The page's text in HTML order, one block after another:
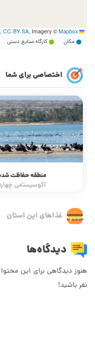
Leaflet
CC-BY-SA, Imagery © Mapbox
مکان کارگاه صنایع دستی
اختصاصی برای شما
منطقه حفاظت
اکوسیستمی
غذاهای این استان
دیدگاه‌ها
هنوز دیدگاهی برای این
نفر باشید!